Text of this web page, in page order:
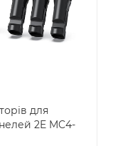
для
2E MC4-